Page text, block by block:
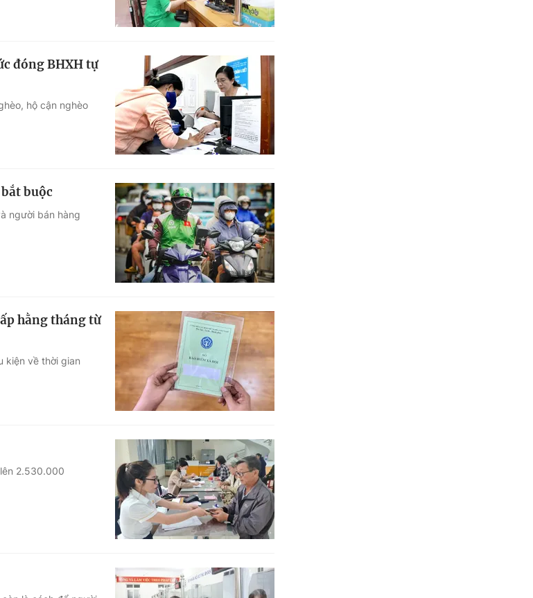
đóng BHXH tự
hộ cận nghèo
buộc
người bán hàng
hằng tháng từ
kiện về thời gian
2.530.000